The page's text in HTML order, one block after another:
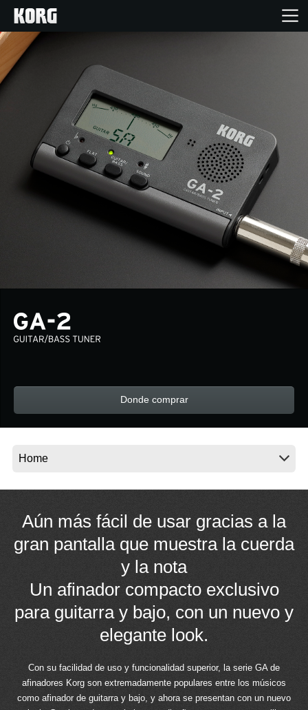
Productos
Características
Eventos
Noticias
Ubicación
Donde comprar
Aún más fácil de usar gracias a la
gran pantalla que muestra la cuerda
y la nota
Un afinador compacto exclusivo
para guitarra y bajo, con un nuevo y
elegante look.
Con su facilidad de uso y funcionalidad superior, la serie GA de
afinadores Korg son extremadamente populares entre los músicos
como afinador de guitarra y bajo, y ahora se presentan con un nuevo